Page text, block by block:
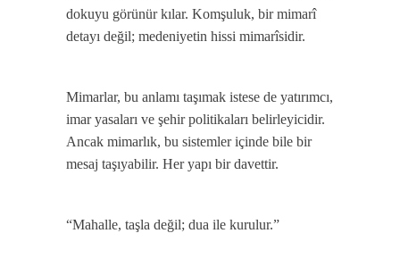
dokuyu görünür kılar. Komşuluk, bir mimarî
detayı değil; medeniyetin hissi mimarîsidir.
Mimarlar, bu anlamı taşımak istese de yatırımcı,
imar yasaları ve şehir politikaları belirleyicidir.
Ancak mimarlık, bu sistemler içinde bile bir
mesaj taşıyabilir. Her yapı bir davettir.
“Mahalle, taşla değil; dua ile kurulur.”